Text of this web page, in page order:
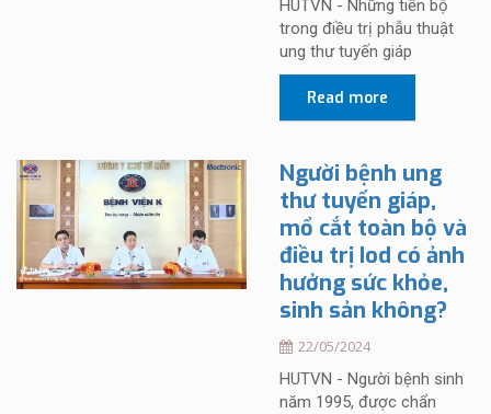
HUTVN - Những tiến bộ
trong điều trị phẫu thuật
ung thư tuyến giáp
Read more
Người bệnh ung
thư tuyến giáp,
mổ cắt toàn bộ và
điều trị Iod có ảnh
hưởng sức khỏe,
sinh sản không?
22/05/2024
HUTVN - Người bệnh sinh
năm 1995, được chẩn